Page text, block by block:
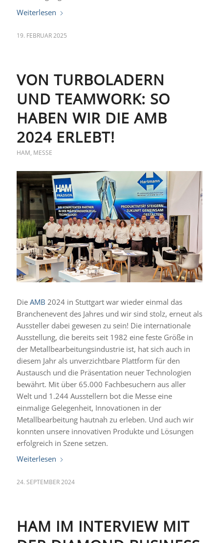
Weiterlesen
19. FEBRUAR 2025
VON TURBOLADERN
UND TEAMWORK: SO
HABEN WIR DIE AMB
2024 ERLEBT!
HAM, MESSE
Die AMB 2024 in Stuttgart war wieder einmal das
Branchenevent des Jahres und wir sind stolz, erneut als
Aussteller dabei gewesen zu sein! Die internationale
Ausstellung, die bereits seit 1982 eine feste Größe in
der Metallbearbeitungsindustrie ist, hat sich auch in
diesem Jahr als unverzichtbare Plattform für den
Austausch und die Präsentation neuer Technologien
bewährt. Mit über 65.000 Fachbesuchern aus aller
Welt und 1.244 Ausstellern bot die Messe eine
einmalige Gelegenheit, Innovationen in der
Metallbearbeitung hautnah zu erleben. Und auch wir
konnten unsere innovativen Produkte und Lösungen
erfolgreich in Szene setzen.
Weiterlesen
24. SEPTEMBER 2024
HAM IM INTERVIEW MIT